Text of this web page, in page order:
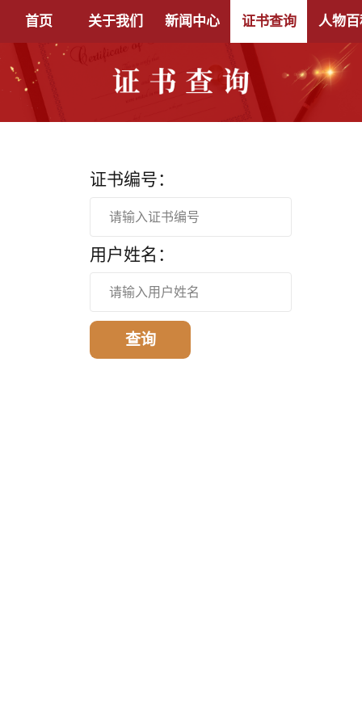
首页 关于我们 新闻中心 证书查询 人物百
证书编号：
请输入证书编号
用户姓名：
请输入用户姓名
查询